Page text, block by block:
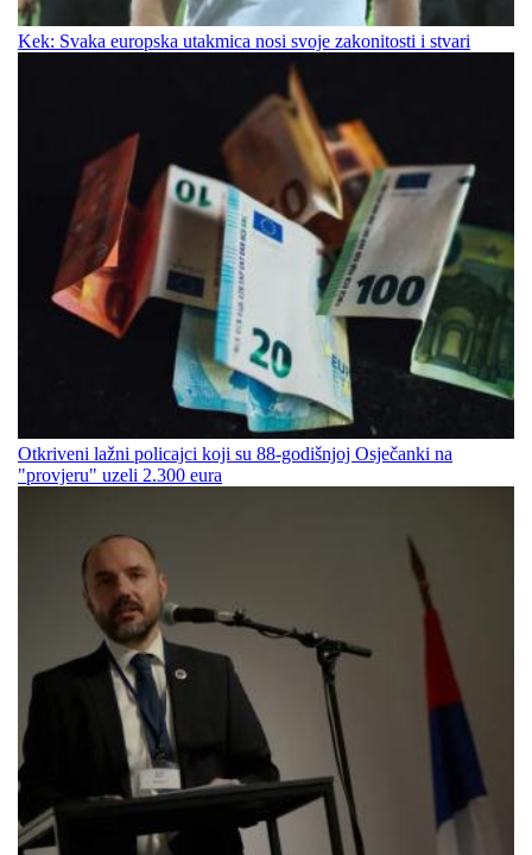
Kek: Svaka europska utakmica nosi svoje zakonitosti i stvari
Otkriveni lažni policajci koji su 88-godišnjoj Osječanki na
"provjeru" uzeli 2.300 eura